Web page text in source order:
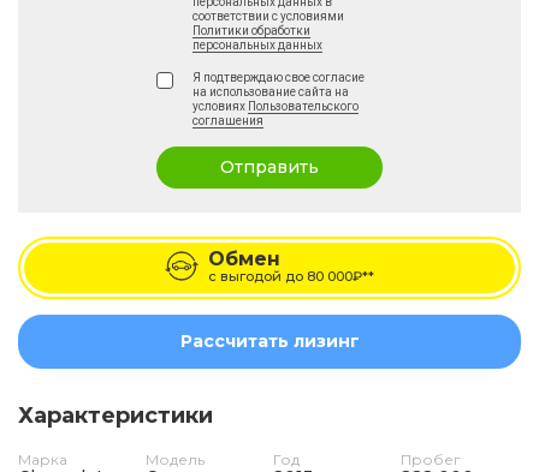
соответствии с условиями
Политики обработки
персональных данных
Я подтверждаю свое согласие
на использование сайта на
условиях Пользовательского
соглашения
Отправить
Обмен
с выгодой до 80 000₽**
Рассчитать лизинг
Характеристики
Марка Модель Год Пробег